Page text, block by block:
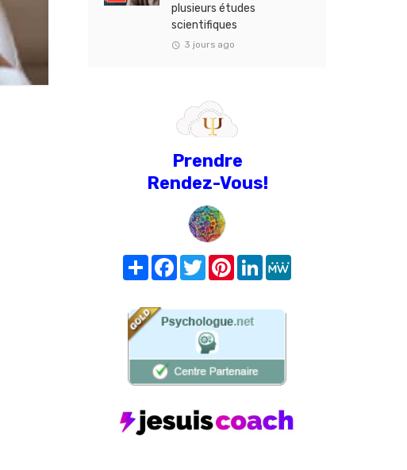
plusieurs études
scientifiques
3 jours ago
Prendre
Rendez-Vous!
Share FacebookTwitterPinterest
LinkedIn